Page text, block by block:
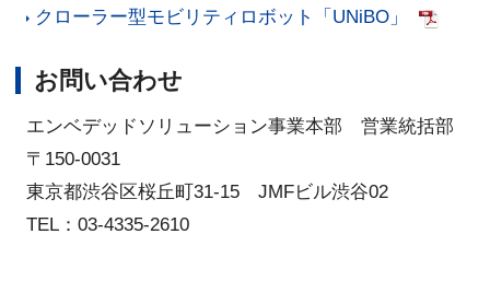
クローラー型モビリティロボット「UNiBO」
お問い合わせ
エンベデッドソリューション事業本部 営業統括部
〒150-0031
東京都渋谷区桜丘町31-15 JMFビル渋谷02
TEL：03-4335-2610